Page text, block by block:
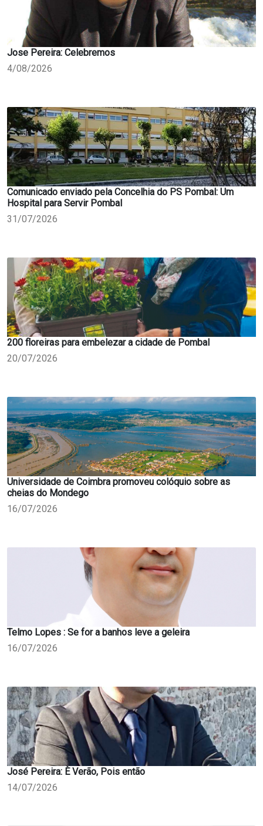
Jose Pereira: Celebremos
4/08/2026
Comunicado enviado pela Concelhia do PS Pombal: Um
Hospital para Servir Pombal
31/07/2026
200 floreiras para embelezar a cidade de Pombal
20/07/2026
Universidade de Coimbra promoveu colóquio sobre as
cheias do Mondego
16/07/2026
Telmo Lopes : Se for a banhos leve a geleira
16/07/2026
José Pereira: È Verão, Pois então
14/07/2026